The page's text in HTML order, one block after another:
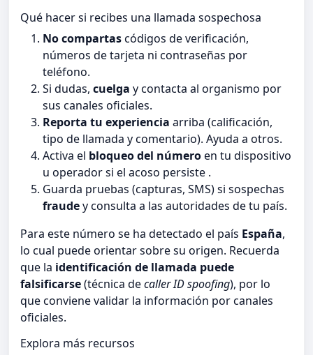
Qué hacer si recibes una llamada sospechosa
No compartascódigos de verificación,
números de tarjeta ni contraseñas por
teléfono.
Si dudas, cuelga y contacta al organismo por
sus canales oficiales.
Reporta tu experiencia arriba (calificación,
tipo de llamada y comentario). Ayuda a otros.
Activa el bloqueo del númeroen tu dispositivo
u operador si el acoso persiste .
Guarda pruebas (capturas, SMS) si sospechas
fraudey consulta a las autoridades de tu país.
Para este número se ha detectado el país España,
lo cual puede orientar sobre su origen. Recuerda
que la identificación de llamada puede
falsificarse(técnica decaller ID spoofing), por lo
que conviene validar la información por canales
oficiales.
Explora más recursos